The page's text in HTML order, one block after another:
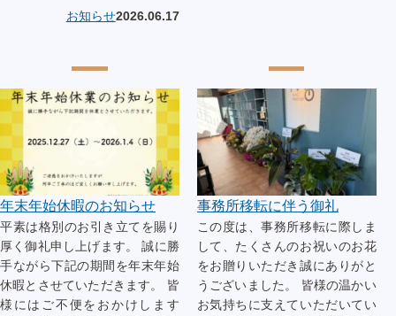
お知らせ2026.06.17
年末年始休暇のお知らせ
平素は格別のお引き立てを賜り
厚く御礼申し上げます。 誠に勝
手ながら下記の期間を年末年始
休暇とさせていただきます。 皆
様にはご不便をおかけします
事務所移転に伴う御礼
この度は、事務所移転に際しま
して、たくさんのお祝いのお花
をお贈りいただき誠にありがと
うございました。 皆様の温かい
お気持ちに支えていただいてい